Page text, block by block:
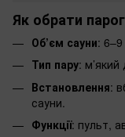
Як обрати
Об’єм сауни:
Тип пару:
Встановлення:
сауни.
Функції: пульт,